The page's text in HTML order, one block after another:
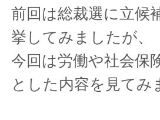
前回は総裁選に立候
挙してみましたが、
今回は労働や社会保
とした内容を見てみ